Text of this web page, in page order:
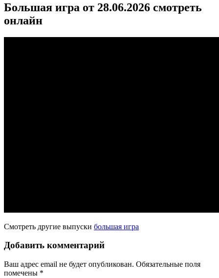
Большая игра от 28.06.2026 смотреть
онлайн
Смотреть другие выпуски большая игра
Добавить комментарий
Ваш адрес email не будет опубликован. Обязательные поля
помечены *